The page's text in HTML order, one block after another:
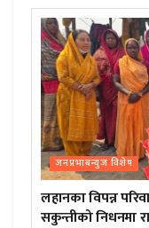
जनप्रभाबन्युज विशेष
लहानका विपन्न
सकुन्तीको निधनमा